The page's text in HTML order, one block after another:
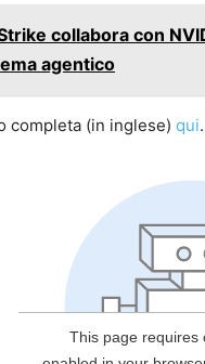
collabora con
agentico
completa (in inglese) qui.